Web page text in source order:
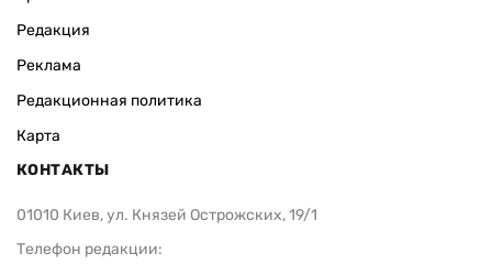
Редакция
Реклама
Редакционная политика
Карта
КОНТАКТЫ
01010 Киев, ул. Князей Острожских, 19/1
Телефон редакции: